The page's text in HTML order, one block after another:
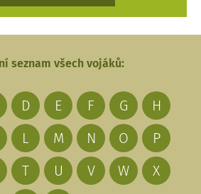
seznam všech vojáků:
D E F G
H
L M N O
P
T U V W
X